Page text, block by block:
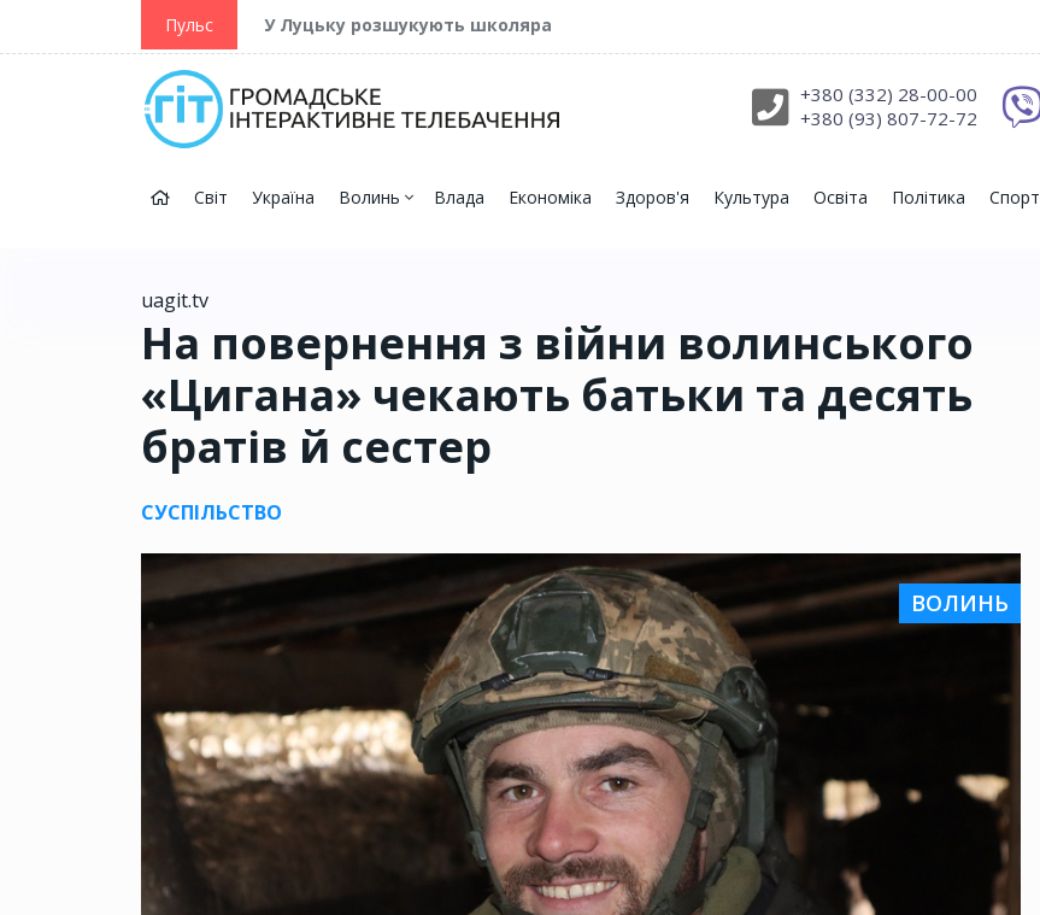
Пульс У Луцьку розшукують школяра
+380 (332) 28-00-00
+380 (93) 807-72-72
Світ Україна Волинь Влада Економіка Здоров'я Культура Освіта Політика Спорт
uagit.tv
На повернення з війни волинського
«Цигана» чекають батьки та десять
братів й сестер
СУСПІЛЬСТВО
ВОЛИНЬ